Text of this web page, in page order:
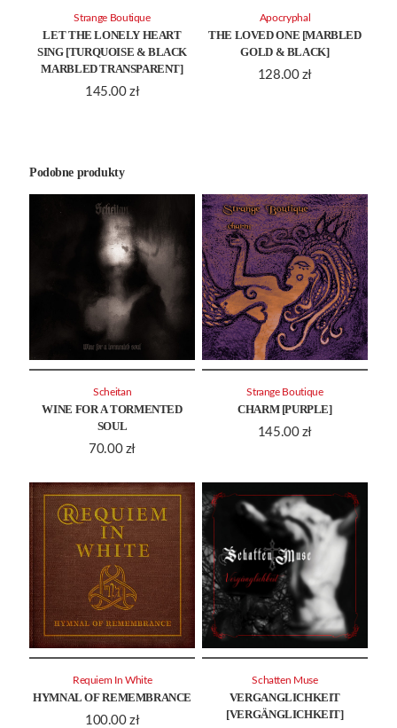
LET THE LONELY HEART
SING [TURQUOISE & BLACK
MARBLED TRANSPARENT]
145.00 zł
Strange Boutique
THE LOVED ONE [MARBLED
GOLD & BLACK]
128.00 zł
Apocryphal
Podobne produkty
WINE FOR A TORMENTED
SOUL
70.00 zł
Scheitan
CHARM [PURPLE]
145.00 zł
Strange Boutique
HYMNAL OF REMEMBRANCE
100.00 zł
Requiem In White
VERGANGLICHKEIT
[VERGÄNGLICHKEIT]
Schatten Muse